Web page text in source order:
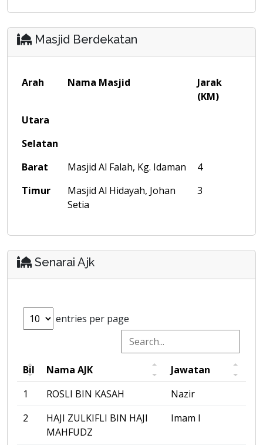
Masjid Berdekatan
Arah Nama Masjid
Jarak
(KM)
Utara
Selatan
Barat
Masjid Al Falah, Kg. Idaman
4
Timur
Masjid Al Hidayah, Johan
Setia
3
Senarai Ajk
entries per page
Bil Nama AJK
Jawatan
1
ROSLI BIN KASAH
Nazir
2
HAJI ZULKIFLI BIN HAJI
MAHFUDZ
Imam I